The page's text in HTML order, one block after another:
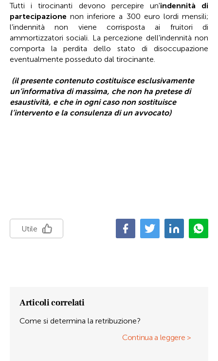
Tutti i tirocinanti devono percepire un'indennità di
partecipazione non inferiore a 300 euro lordi mensili;
l'indennità non viene corrisposta ai fruitori di
ammortizzatori sociali. La percezione dell'indennità non
comporta la perdita dello stato di disoccupazione
eventualmente posseduto dal tirocinante.
(il presente contenuto costituisce esclusivamente
un’informativa di massima, che non ha pretese di
esaustività, e che in ogni caso non sostituisce
l’intervento e la consulenza di un avvocato)
Utile
Articoli correlati
Come si determina la retribuzione?
Continua a leggere >